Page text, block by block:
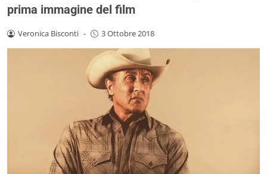
prima immagine del film
Veronica Bisconti - 3 Ottobre 2018